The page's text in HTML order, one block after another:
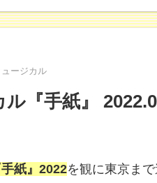
ュージカル
ル『手紙』
紙』2022を観に東京ま